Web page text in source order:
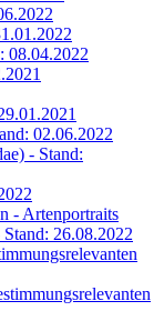
08.04.2022
02.06.2022
- Stand:
- Artenportraits
26.08.2022